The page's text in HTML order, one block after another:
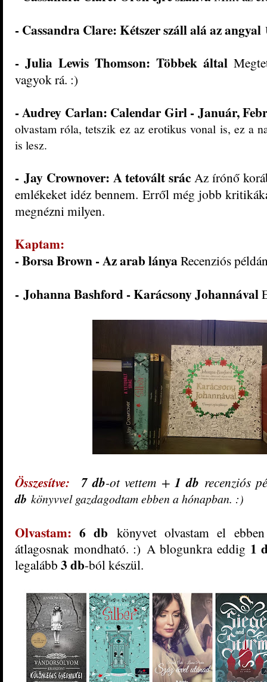
-Cassandra Clare:Kétszer szállalá az angyal
- Julia Lewis Thomson: Többek által
vagyok rá. :)
-Audrey Carlan: Calendar Girl -Január, Fe
olvastam róla, tetszik ez az erotikus vonal is, ez a
is lesz.
- Jay Crownover: A tetovált srácAz írónő
emlékeket idéz bennem. Erről még jobb
megnézni milyen.
Kaptam:
-Borsa Brown - Az arab lányaRecenziós
- Johanna Bashford - Karácsony Johannával
Összesítve: 7 db-ot vettem +1 db recenziós
db könyvvel gazdagodtam ebben a hónapban. :)
Olvastam: 6 db könyvet olvastam el
átlagosnak mondható. :) A blogunkra eddig 1
legalább 3db-ból készül.